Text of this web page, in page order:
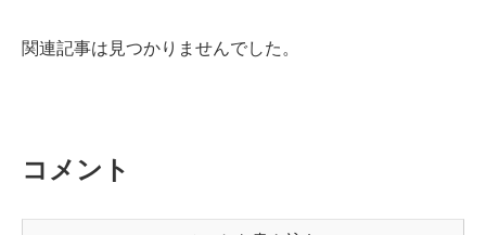
関連記事は見つかりませんでした。
コメント